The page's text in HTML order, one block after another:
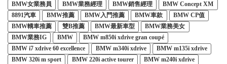
BMW女業務員
BMW業務經理 BMW銷售經理
BMW Concept XM
8891汽車
BMW推薦 BMW入門推薦 BMW車款
BMW CP值
BMW轎車推薦
雙B推薦 BMW最新車型
BMW業務美女
BMW業務IG
BMW
BMW m850i xdrive gran coupé
BMW i7 xdrive 60 excellence
BMW m340i xdrive
BMW m135i xdrive
BMW 320i m sport
BMW 220i active tourer
BMW m240i xdrive